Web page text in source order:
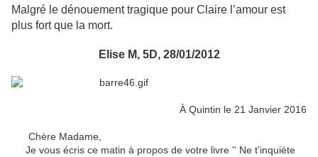
Malgré le dénouement tragique pour Claire l’amour est
plus fort que la mort.
Elise M, 5D, 28/01/2012
À Quintin le 21 Janvier 2016
Chère Madame,
Je vous écris ce matin à propos de votre livre '' Ne t'inquiète